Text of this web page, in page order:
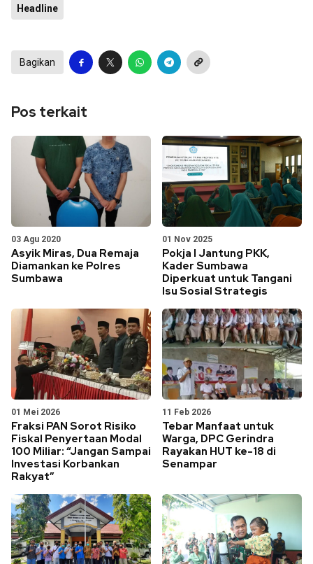
Headline
Bagikan
Pos terkait
03 Agu 2020
Asyik Miras, Dua Remaja
Diamankan ke Polres
Sumbawa
01 Nov 2025
Pokja I Jantung PKK,
Kader Sumbawa
Diperkuat untuk Tangani
Isu Sosial Strategis
01 Mei 2026
Fraksi PAN Sorot Risiko
Fiskal Penyertaan Modal
100 Miliar: “Jangan Sampai
Investasi Korbankan
Rakyat”
11 Feb 2026
Tebar Manfaat untuk
Warga, DPC Gerindra
Rayakan HUT ke-18 di
Senampar